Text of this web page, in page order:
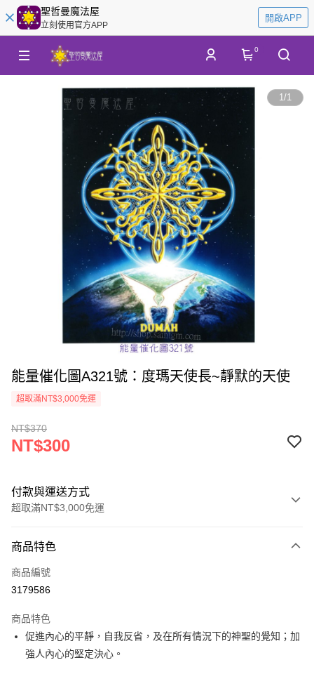
聖哲曼魔法屋
立刻使用官方APP
開啟APP
0
1/1
能量催化圖A321號：度瑪天使長~靜默的天使
超取滿NT$3,000免運
NT$370
NT$300
付款與運送方式
超取滿NT$3,000免運
信用卡一次付款
超商取貨付款
Apple Pay
街口支付
商品特色
商品編號
3179586
商品特色
促進內心的平靜，自我反省，及在所有情況下的神聖的覺知；加
強人內心的堅定決心。